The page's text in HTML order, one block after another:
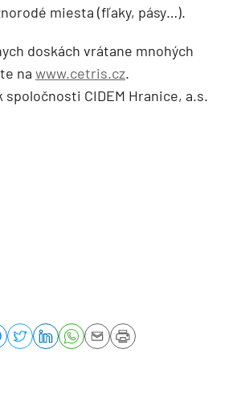
miesta (fľaky, pásy…).
doskách vrátane mnohých
na www.cetris.cz.
spoločnosti CIDEM Hranice, a.s.